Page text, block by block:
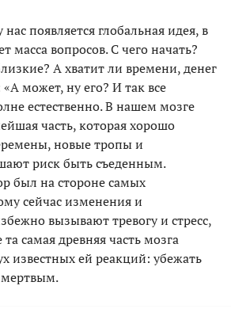
появляется глобальная идея, в
масса вопросов. С чего начать?
А хватит ли времени, денег
может, ну его? И так все
естественно. В нашем мозге
часть, которая хорошо
новые тропы и
риск быть съеденным.
был на стороне самых
сейчас изменения и
вызывают тревогу и стресс,
самая древняя часть мозга
известных ей реакций: убежать
мертвым.